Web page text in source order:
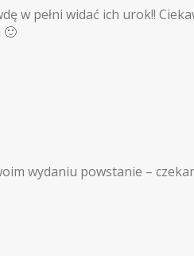
w pełni widać ich urok!!
🙂
wydaniu powstanie –